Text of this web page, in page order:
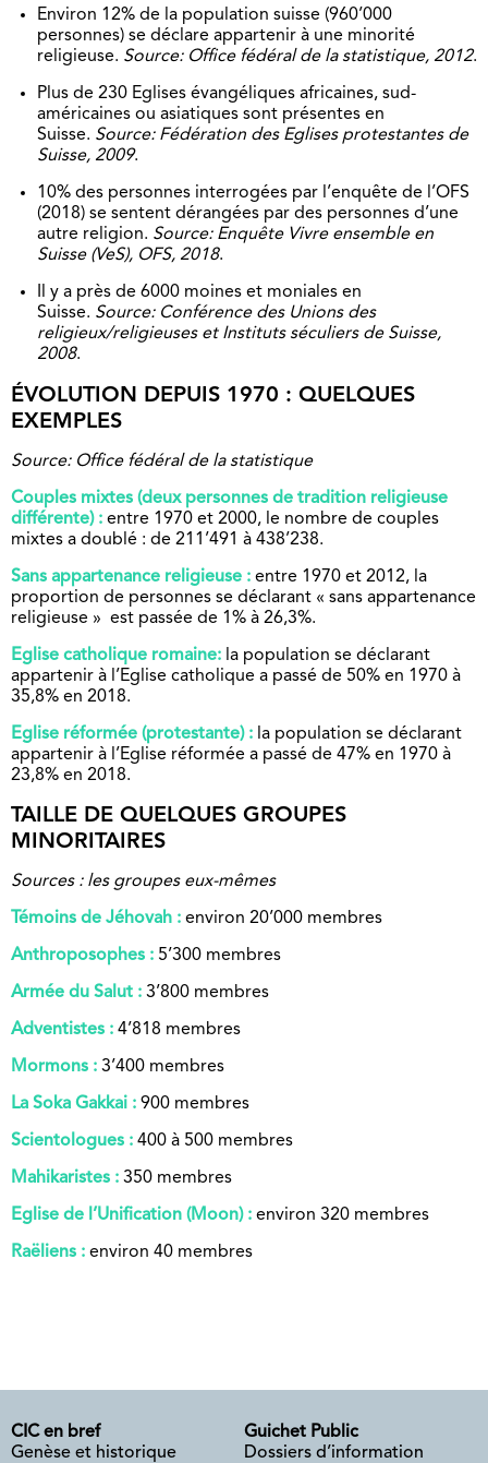
Environ 12% de la population suisse (960’000
personnes) se déclare appartenir à une minorité
religieuse. Source: Office fédéral de la statistique, 2012.
Plus de 230 Eglises évangéliques africaines, sud-
américaines ou asiatiques sont présentes en
Suisse. Source: Fédération des Eglises protestantes de
Suisse, 2009.
10% des personnes interrogées par l’enquête de l’OFS
(2018) se sentent dérangées par des personnes d’une
autre religion. Source: Enquête Vivre ensemble en
Suisse (VeS), OFS, 2018.
Il y a près de 6000 moines et moniales en
Suisse. Source: Conférence des Unions des
religieux/religieuses et Instituts séculiers de Suisse,
2008.
ÉVOLUTION DEPUIS 1970 : QUELQUES
EXEMPLES
Source: Office fédéral de la statistique
Couples mixtes (deux personnes de tradition religieuse
différente) : entre 1970 et 2000, le nombre de couples
mixtes a doublé : de 211’491 à 438’238.
Sans appartenance religieuse : entre 1970 et 2012, la
proportion de personnes se déclarant « sans appartenance
religieuse » est passée de 1% à 26,3%.
Eglise catholique romaine: la population se déclarant
appartenir à l’Eglise catholique a passé de 50% en 1970 à
35,8% en 2018.
Eglise réformée (protestante) : la population se déclarant
appartenir à l’Eglise réformée a passé de 47% en 1970 à
23,8% en 2018.
TAILLE DE QUELQUES GROUPES
MINORITAIRES
Sources : les groupes eux-mêmes
Témoins de Jéhovah : environ 20’000 membres
Anthroposophes : 5’300 membres
Armée du Salut : 3’800 membres
Adventistes : 4’818 membres
Mormons : 3’400 membres
La Soka Gakkai : 900 membres
Scientologues : 400 à 500 membres
Mahikaristes : 350 membres
Eglise de l’Unification (Moon) : environ 320 membres
Raëliens : environ 40 membres
CIC en bref
Genèse et historique
Guichet Public
Dossiers d’information